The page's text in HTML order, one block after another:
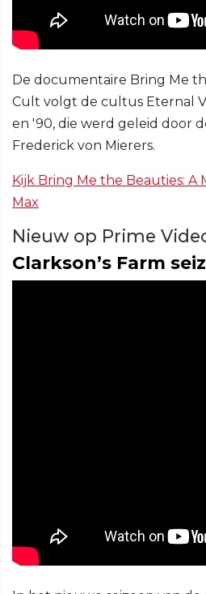
De documentaire Bring Me
Cult volgt de cultus Eternal
en '90, die werd geleid door
Frederick von Mierers.
Kijk Bring Me the Beauties: A
Max
Nieuw op Prime
Clarkson’s Farm